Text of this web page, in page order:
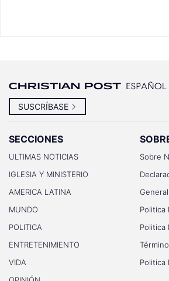
SUSCRÍBASE
SECCIONES
ULTIMAS NOTICIAS
IGLESIA Y MINISTERIO
AMERICA LATINA
MUNDO
POLITICA
ENTRETENIMIENTO
VIDA
Sobre
General
Politica
Politica
Politica